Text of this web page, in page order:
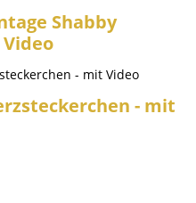
Shabby
- mit Video
- mit